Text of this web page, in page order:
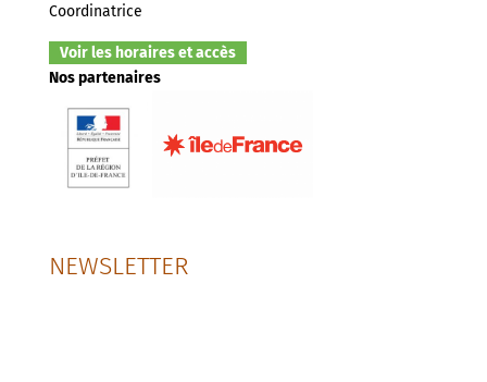
Coordinatrice
Voir les horaires et accès
Nos partenaires
NEWSLETTER